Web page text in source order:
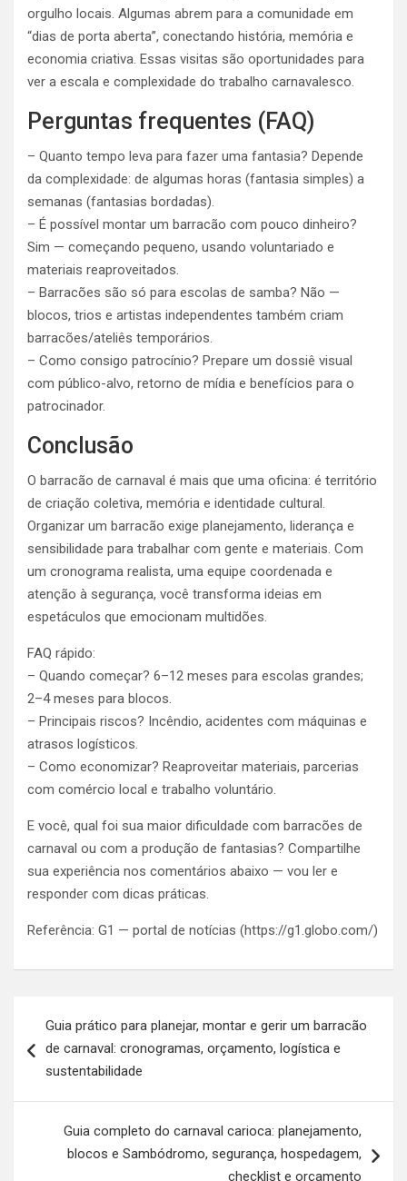
orgulho locais. Algumas abrem para a comunidade em
“dias de porta aberta”, conectando história, memória e
economia criativa. Essas visitas são oportunidades para
ver a escala e complexidade do trabalho carnavalesco.
Perguntas frequentes (FAQ)
– Quanto tempo leva para fazer uma fantasia? Depende
da complexidade: de algumas horas (fantasia simples) a
semanas (fantasias bordadas).
– É possível montar um barracão com pouco dinheiro?
Sim — começando pequeno, usando voluntariado e
materiais reaproveitados.
– Barracões são só para escolas de samba? Não —
blocos, trios e artistas independentes também criam
barracões/ateliês temporários.
– Como consigo patrocínio? Prepare um dossiê visual
com público-alvo, retorno de mídia e benefícios para o
patrocinador.
Conclusão
O barracão de carnaval é mais que uma oficina: é território
de criação coletiva, memória e identidade cultural.
Organizar um barracão exige planejamento, liderança e
sensibilidade para trabalhar com gente e materiais. Com
um cronograma realista, uma equipe coordenada e
atenção à segurança, você transforma ideias em
espetáculos que emocionam multidões.
FAQ rápido:
– Quando começar? 6–12 meses para escolas grandes;
2–4 meses para blocos.
– Principais riscos? Incêndio, acidentes com máquinas e
atrasos logísticos.
– Como economizar? Reaproveitar materiais, parcerias
com comércio local e trabalho voluntário.
E você, qual foi sua maior dificuldade com barracões de
carnaval ou com a produção de fantasias? Compartilhe
sua experiência nos comentários abaixo — vou ler e
responder com dicas práticas.
Referência: G1 — portal de notícias (https://g1.globo.com/)
de
Post
Guia prático para planejar, montar e gerir um barracão
de carnaval: cronogramas, orçamento, logística e
sustentabilidade
Guia completo do carnaval carioca: planejamento,
blocos e Sambódromo, segurança, hospedagem,
checklist e orçamento